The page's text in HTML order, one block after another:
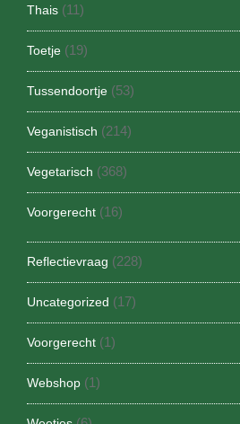
Thais (11)
Toetje (19)
Tussendoortje (53)
Veganistisch (214)
Vegetarisch (368)
Voorgerecht (16)
Reflectievraag (228)
Uncategorized (17)
Voorgerecht (1)
Webshop (1)